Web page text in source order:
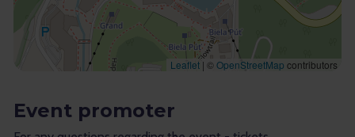
Leaflet | ©OpenStreetMap contributors
Event promoter